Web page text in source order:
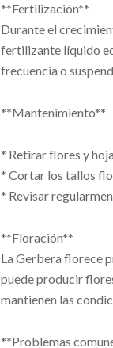
**Fertilización**
Durante el
fertilizante líquido
frecuencia o
**Mantenimiento**
* Retirar flores y
* Cortar los tallos
* Revisar
**Floración**
La Gerbera florece
puede producir
mantienen las
**Problemas